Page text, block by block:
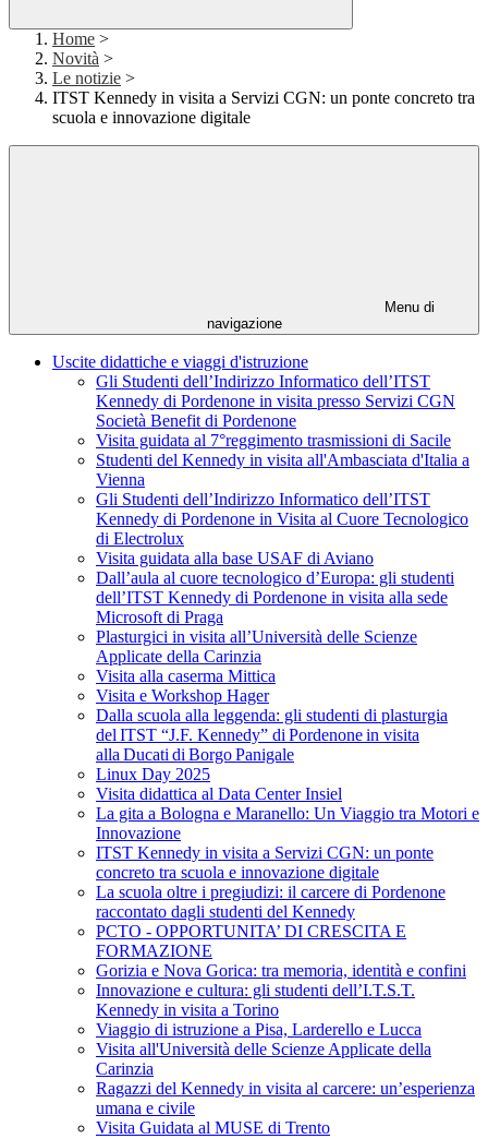
Home >
Novità >
Le notizie >
ITST Kennedy in visita a Servizi CGN: un ponte concreto tra
scuola e innovazione digitale
Menu di
navigazione
Uscite didattiche e viaggi d'istruzione
Gli Studenti dell’Indirizzo Informatico dell’ITST
Kennedy di Pordenone in visita presso Servizi CGN
Società Benefit di Pordenone
Visita guidata al 7°reggimento trasmissioni di Sacile
Studenti del Kennedy in visita all'Ambasciata d'Italia a
Vienna
Gli Studenti dell’Indirizzo Informatico dell’ITST
Kennedy di Pordenone in Visita al Cuore Tecnologico
di Electrolux
Visita guidata alla base USAF di Aviano
Dall’aula al cuore tecnologico d’Europa: gli studenti
dell’ITST Kennedy di Pordenone in visita alla sede
Microsoft di Praga
Plasturgici in visita all’Università delle Scienze
Applicate della Carinzia
Visita alla caserma Mittica
Visita e Workshop Hager
Dalla scuola alla leggenda: gli studenti di plasturgia
del ITST “J.F. Kennedy” di Pordenone in visita
alla Ducati di Borgo Panigale
Linux Day 2025
Visita didattica al Data Center Insiel
La gita a Bologna e Maranello: Un Viaggio tra Motori e
Innovazione
ITST Kennedy in visita a Servizi CGN: un ponte
concreto tra scuola e innovazione digitale
La scuola oltre i pregiudizi: il carcere di Pordenone
raccontato dagli studenti del Kennedy
PCTO - OPPORTUNITA’ DI CRESCITA E
FORMAZIONE
Gorizia e Nova Gorica: tra memoria, identità e confini
Innovazione e cultura: gli studenti dell’I.T.S.T.
Kennedy in visita a Torino
Viaggio di istruzione a Pisa, Larderello e Lucca
Visita all'Università delle Scienze Applicate della
Carinzia
Ragazzi del Kennedy in visita al carcere: un’esperienza
umana e civile
Visita Guidata al MUSE di Trento